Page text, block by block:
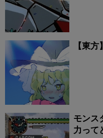
【東
モンス
力って